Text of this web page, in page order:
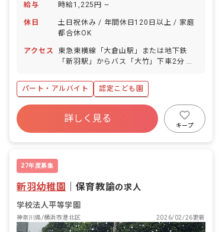
給与 時給1,225円 ~
休日
土日祝休み / 年間休日120日以上 / 家庭
都合休OK
アクセス
東急東横線「大倉山駅」または地下鉄
「新羽駅」からバス「大竹」下車2分 横
徒歩12分 ※バスの本数は多めですので
通勤にも便利です。 ※マイカー通勤可
・駅前にはスーパーや飲食店が充実して
おり買い物や外食には困りません。ま
た、駅から徒歩圏内に大型スーパー
パート・アルバイト
認定こども園
年間休日120日以上
社会保険完備
有給
残業少なめ
詳しく見る
キープ
27年度募集
新羽幼稚園 保育教諭の求人
学校法人平等学園
神奈川県/横浜市港北区 2026/02/26更新